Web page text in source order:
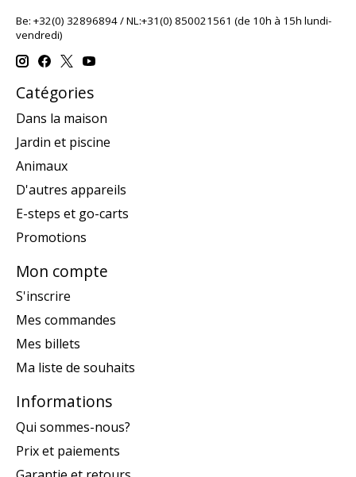
Be: +32(0) 32896894 / NL:+31(0) 850021561 (de 10h à 15h lundi-
vendredi)
Catégories
Dans la maison
Jardin et piscine
Animaux
D'autres appareils
E-steps et go-carts
Promotions
Mon compte
S'inscrire
Mes commandes
Mes billets
Ma liste de souhaits
Informations
Qui sommes-nous?
Prix et paiements